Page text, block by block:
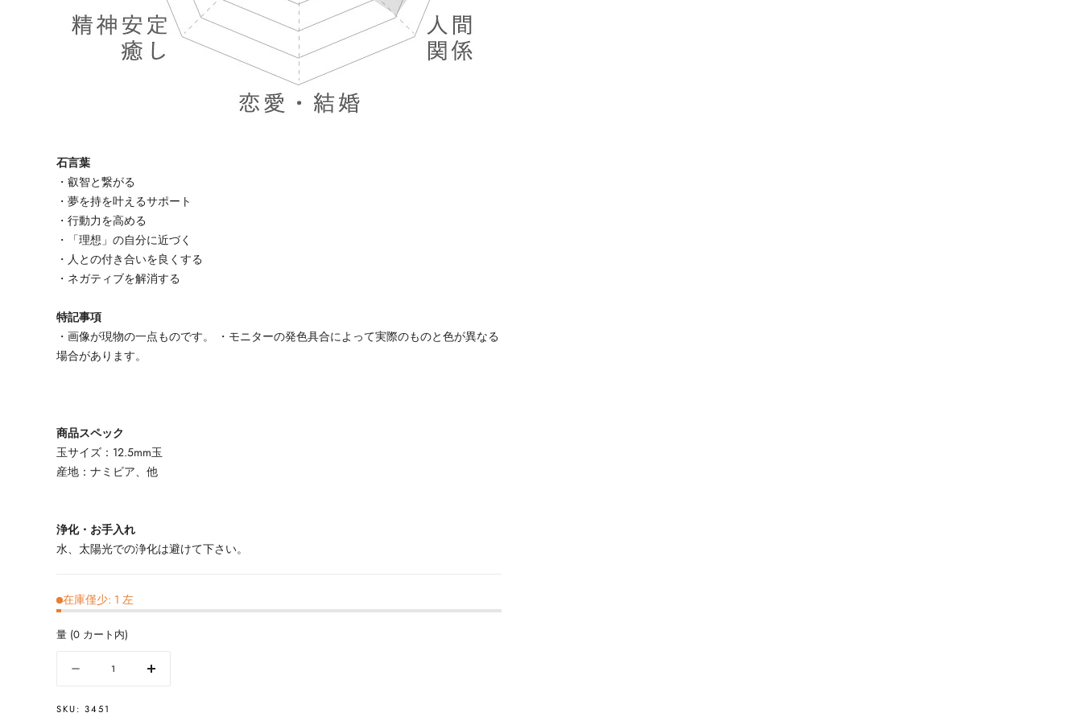
石言葉
・叡智と繋がる
・夢を持を叶えるサポート
・行動力を高める
・「理想」の自分に近づく
・人との付き合いを良くする
・ネガティブを解消する
特記事項
・画像が現物の一点ものです。 ・モニターの発色具合によって実際のものと色が異なる
場合があります。
商品スペック
玉サイズ：12.5mm玉
産地：ナミビア、他
浄化・お手入れ
水、太陽光での浄化は避けて下さい。
在庫僅少: 1 左
量 (0 カート内)
を
数
SKU:3451